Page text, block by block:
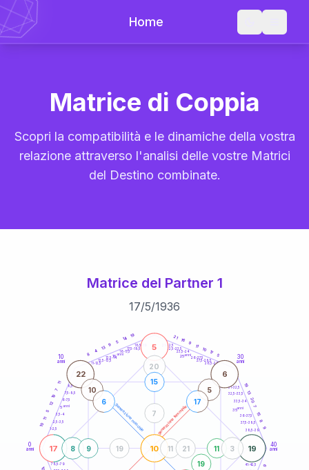
Home
Matrice di Coppia
Scopri la compatibilità e le dinamiche della vostra
relazione attraverso l'analisi delle vostre Matrici
del Destino combinate.
Matrice del Partner 1
17/5/1936
generazione maschile generazione femminile
0
anni
10
anni
30
anni
40
anni
1-2,5
2,5-3,5
3,5-4
6-7,5
7,5-8,5
8,5-9
11-12,5
12,5-13,5
13,5-14
16-17,5
17,5-18,5
18,5-19
21-22,5
22,5-23,5
23,5-24
26-27,5
27,5-28,5
28,5-29
31-32,5
32,5-33,5
33,5-34
36-37,5
37,5-38,5
38,5-39
41-42,5
78,5-79
10
11
5
12
19
7
11
8
4
13
9
5
14
19 21
16
9
11
10
17
5
19
13
20
7
15
8
9
9
10
17
5
19
10
22 6
19
11
8
20
3
9
15
11 21
19
7
10
6
5
17
5anni
15 anni 25anni
35anni